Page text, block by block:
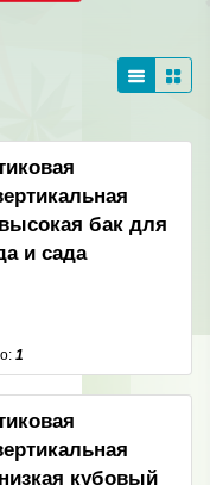
бак для
и сада
1
кубовый